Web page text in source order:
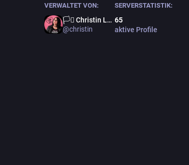
VERWALTET VON:
🏳️‍⚧️ Christin Löhner 🏳️‍🌈
@christin
SERVERSTATISTIK:
65
aktive Profile